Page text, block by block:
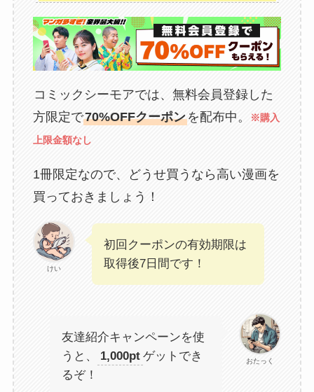
コミックシーモアでは、無料会員登録した
方限定で70%OFFクーポンを配布中。
※購入
上限金額なし
1冊限定なので、どうせ買うなら高い漫画を
買っておきましょう！
けい
初回クーポンの有効期限は
取得後7日間です！
おたっく
友達紹介キャンペーンを使
うと、
1,000pt ゲットでき
るぞ！